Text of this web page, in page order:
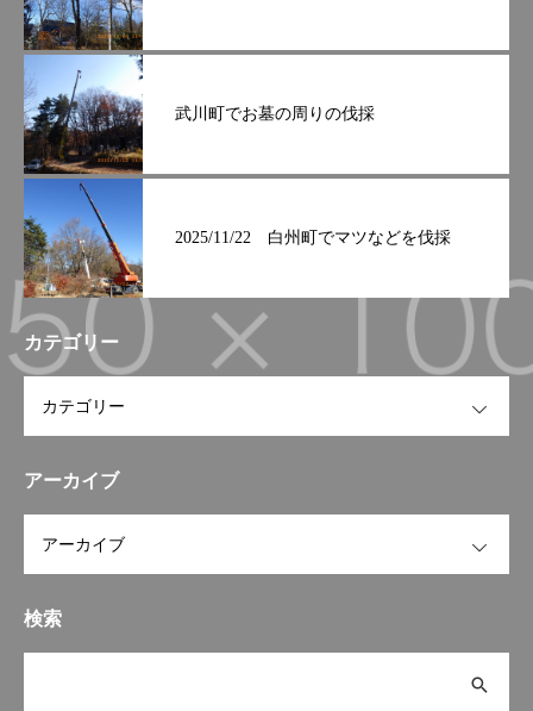
武川町でお墓の周りの伐採
2025/11/22 白州町でマツなどを伐採
カテゴリー
アーカイブ
検索